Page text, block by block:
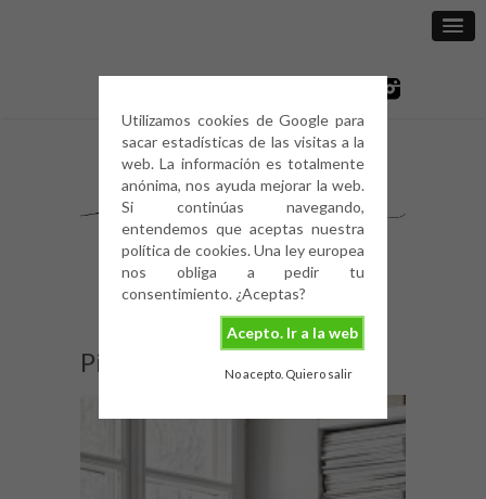
Utilizamos cookies de Google para
sacar estadísticas de las visitas a la
web. La información es totalmente
anónima, nos ayuda mejorar la web.
Si continúas navegando,
entendemos que aceptas nuestra
política de cookies. Una ley europea
nos obliga a pedir tu
consentimiento. ¿Aceptas?
Acepto. Ir a la web
No acepto. Quiero salir
Pilea peperomioides (1)